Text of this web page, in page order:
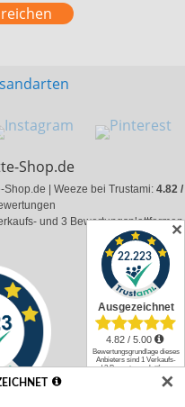
Shop.de
| Weeze bei Trustami: 4.82 /
und 3 Bewertungsplattformen
✕
✕